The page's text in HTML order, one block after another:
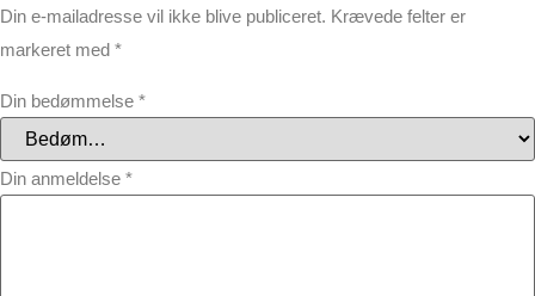
Din e-mailadresse vil ikke blive publiceret. Krævede felter er
markeret med *
Din bedømmelse *
Din anmeldelse *